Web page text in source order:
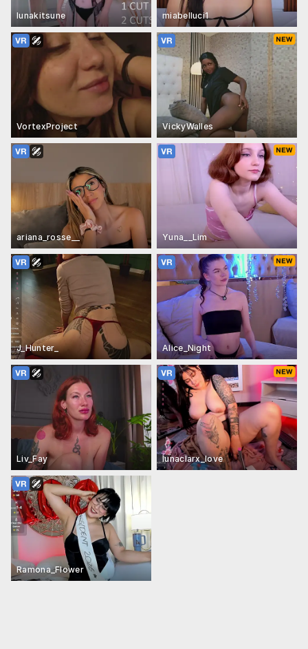
lunakitsune miabelluci1
VortexProject VickyWalles
ariana_rosse__ Yuna__Lim
J_Hunter_ Alice_Night
Liv_Fay lunaclarx_love
Ramona_Flower